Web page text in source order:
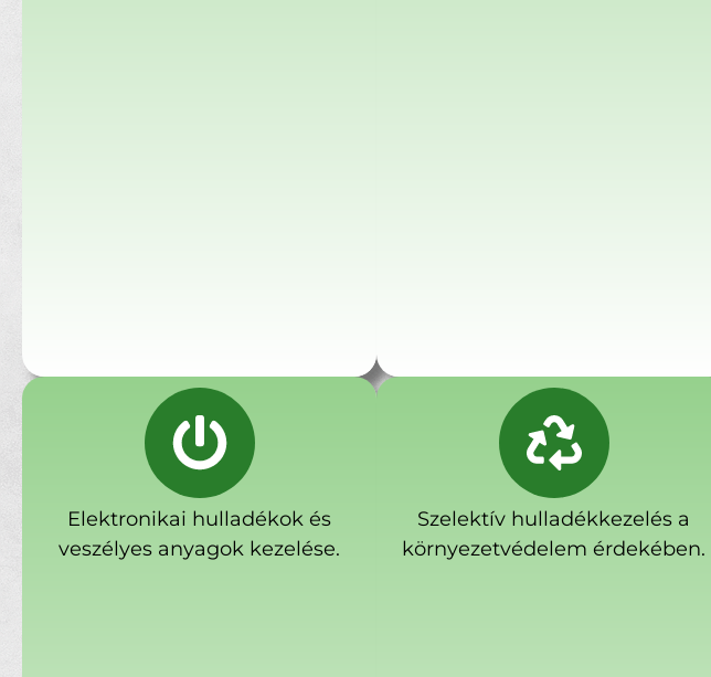
Elektronikai hulladékok és
veszélyes anyagok kezelése.
Szelektív hulladékkezelés a
környezetvédelem érdekében.